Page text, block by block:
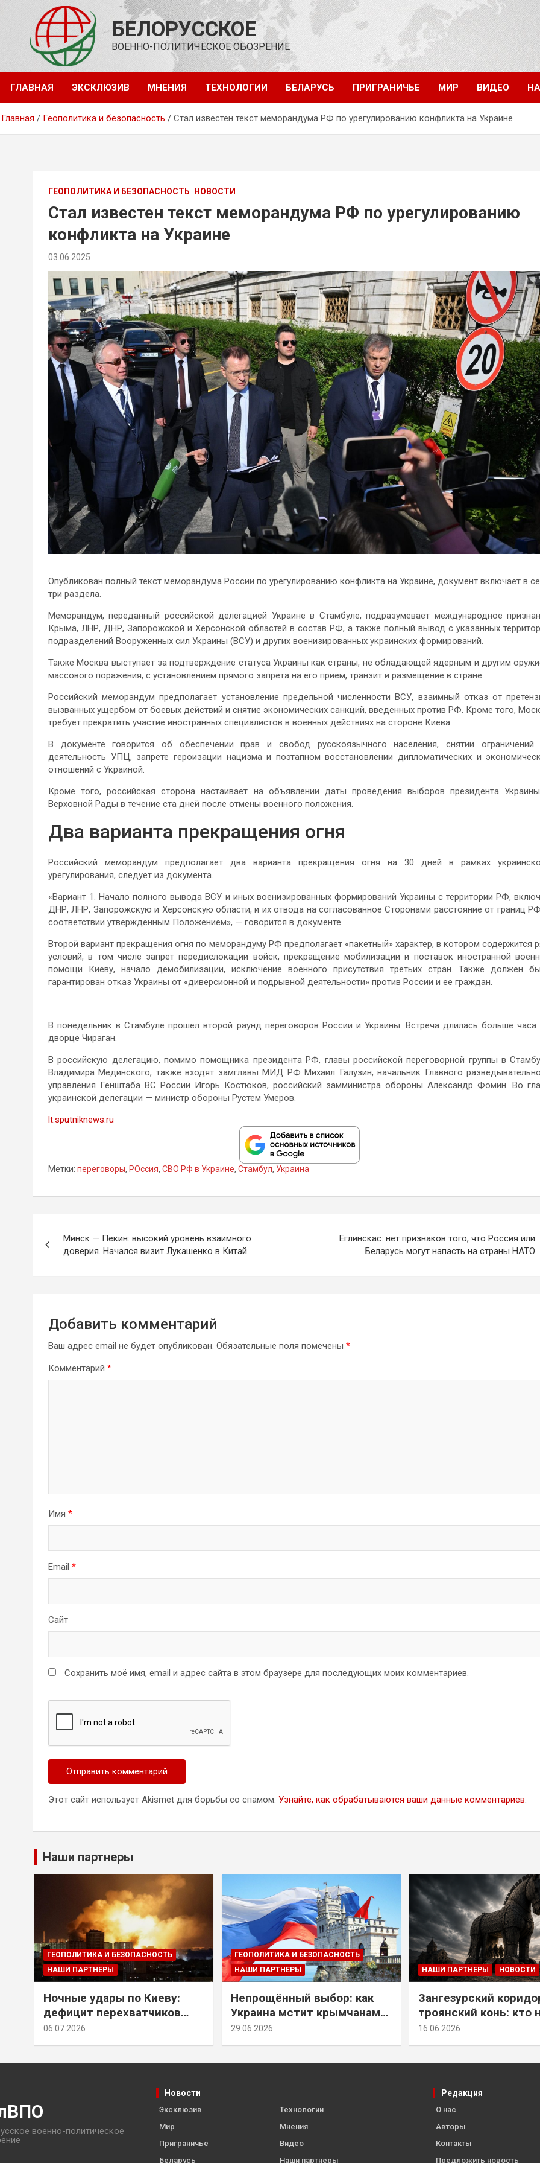
содержимому
БЕЛОРУССКОЕ
ВОЕННО-ПОЛИТИЧЕСКОЕ ОБОЗРЕНИЕ
ГЛАВНАЯ ЭКСКЛЮЗИВ МНЕНИЯ ТЕХНОЛОГИИ БЕЛАРУСЬ ПРИГРАНИЧЬЕ МИР ВИДЕО
Главная Геополитика и безопасность Стал известен текст меморандума РФ по урегулированию конфликта на Украине
ГЕОПОЛИТИКА И БЕЗОПАСНОСТЬ НОВОСТИ
Стал известен текст меморандума РФ по урегулированию
конфликта на Украине
03.06.2025
Опубликован полный текст меморандума России по урегулированию конфликта на Украине, документ включает в
три раздела.
Меморандум, переданный российской делегацией Украине в Стамбуле, подразумевает международное
Крыма, ЛНР, ДНР, Запорожской и Херсонской областей в состав РФ, а также полный вывод с указанных
подразделений Вооруженных сил Украины (ВСУ) и других военизированных украинских формирований.
Также Москва выступает за подтверждение статуса Украины как страны, не обладающей ядерным и другим
массового поражения, с установлением прямого запрета на его прием, транзит и размещение в стране.
Российский меморандум предполагает установление предельной численности ВСУ, взаимный отказ от
вызванных ущербом от боевых действий и снятие экономических санкций, введенных против РФ. Кроме того,
требует прекратить участие иностранных специалистов в военных действиях на стороне Киева.
В документе говорится об обеспечении прав и свобод русскоязычного населения, снятии ограничений
деятельность УПЦ, запрете героизации нацизма и поэтапном восстановлении дипломатических и
отношений с Украиной.
Кроме того, российская сторона настаивает на объявлении даты проведения выборов президента
Верховной Рады в течение ста дней после отмены военного положения.
Два варианта прекращения огня
Российский меморандум предполагает два варианта прекращения огня на 30 дней в рамках
урегулирования, следует из документа.
«Вариант 1. Начало полного вывода ВСУ и иных военизированных формирований Украины с территории РФ,
ДНР, ЛНР, Запорожскую и Херсонскую области, и их отвода на согласованное Сторонами расстояние от границ
соответствии утвержденным Положением», — говорится в документе.
Второй вариант прекращения огня по меморандуму РФ предполагает «пакетный» характер, в котором содержится
условий, в том числе запрет передислокации войск, прекращение мобилизации и поставок иностранной
помощи Киеву, начало демобилизации, исключение военного присутствия третьих стран. Также должен
гарантирован отказ Украины от «диверсионной и подрывной деятельности» против России и ее граждан.
В понедельник в Стамбуле прошел второй раунд переговоров России и Украины. Встреча длилась больше часа
дворце Чираган.
В российскую делегацию, помимо помощника президента РФ, главы российской переговорной группы в
Владимира Мединского, также входят замглавы МИД РФ Михаил Галузин, начальник Главного
управления Генштаба ВС России Игорь Костюков, российский замминистра обороны Александр Фомин. Во
украинской делегации — министр обороны Рустем Умеров.
lt.sputniknews.ru
Метки: переговоры, РОссия, СВО РФ в Украине, Стамбул, Украина
по
записям
Минск — Пекин: высокий уровень взаимного
доверия. Начался визит Лукашенко в Китай
Еглинскас: нет признаков того, что Россия или
Беларусь могут напасть на страны НАТО
Добавить комментарий
Ваш адрес email не будет опубликован. Обязательные поля помечены *
Комментарий *
Имя *
Email *
Сайт
Сохранить моё имя, email и адрес сайта в этом браузере для последующих моих комментариев.
Этот сайт использует Akismet для борьбы со спамом. Узнайте, как обрабатываются ваши данные комментариев.
Наши партнеры
ГЕОПОЛИТИКА И БЕЗОПАСНОСТЬ
НАШИ ПАРТНЕРЫ
Ночные удары по Киеву:
дефицит перехватчиков
Patriot и оборонительные
06.07.2026
ГЕОПОЛИТИКА И БЕЗОПАСНОСТЬ
НАШИ ПАРТНЕРЫ
Непрощённый выбор: как
Украина мстит крымчанам
за их историческое решение
29.06.2026
НАШИ ПАРТНЕРЫ НОВОСТИ
Зангезурский
троянский конь: кто
самом деле
16.06.2026
военно-политическое
Новости
Эксклюзив
Мир
Приграничье
Беларусь
Технологии
Мнения
Видео
Наши партнеры
Редакция
О нас
Авторы
Контакты
Предложить новость